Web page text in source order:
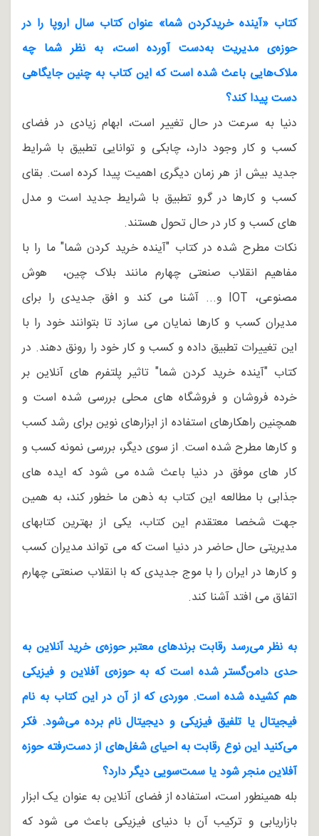
کتاب «آینده خریدکردن شما» عنوان کتاب سال اروپا را در
حوزه‌ی مدیریت به‌دست آورده است، به نظر شما چه
ملاک‌هایی باعث شده است که این کتاب به چنین جایگاهی
دست پیدا کند؟
دنیا به سرعت در حال تغییر است، ابهام زیادی در فضای
کسب و کار وجود دارد، چابکی و توانایی تطبیق با شرایط
جدید بیش از هر زمان دیگری اهمیت پیدا کرده است. بقای
کسب و کارها در گرو تطبیق با شرایط جدید است و مدل
های کسب و کار در حال تحول هستند.
نکات مطرح شده در کتاب "آینده خرید کردن شما" ما را با
مفاهیم انقلاب صنعتی چهارم مانند بلاک چین، هوش
مصنوعی، IOT و... آشنا می کند و افق جدیدی را برای
مدیران کسب و کارها نمایان می سازد تا بتوانند خود را با
این تغییرات تطبیق داده و کسب و کار خود را رونق دهند. در
کتاب "آینده خرید کردن شما" تاثیر پلتفرم های آنلاین بر
خرده فروشان و فروشگاه های محلی بررسی شده است و
همچنین راهکارهای استفاده از ابزارهای نوین برای رشد کسب
و کارها مطرح شده است. از سوی دیگر، بررسی نمونه کسب و
کار های موفق در دنیا باعث شده می شود که ایده های
جذابی با مطالعه این کتاب به ذهن ما خطور کند، به همین
جهت شخصا معتقدم این کتاب، یکی از بهترین کتابهای
مدیریتی حال حاضر در دنیا است که می تواند مدیران کسب
و کارها در ایران را با موج جدیدی که با انقلاب صنعتی چهارم
اتفاق می افتد آشنا کند.
به نظر می‌رسد رقابت برندهای معتبر حوزه‌ی خرید آنلاین به
حدی دامن‌گستر شده است که به حوزه‌ی آفلاین و فیزیکی
هم کشیده شده است. موردی که از آن در این کتاب به نام
فیجیتال یا تلفیق فیزیکی و دیجیتال نام برده می‌شود. فکر
می‌کنید این نوع رقابت به احیای شغل‌های از دست‌رفته حوزه
آفلاین منجر شود یا سمت‌سویی دیگر دارد؟
بله همینطور است، استفاده از فضای آنلاین به عنوان یک ابزار
بازاریابی و ترکیب آن با دنیای فیزیکی باعث می شود که